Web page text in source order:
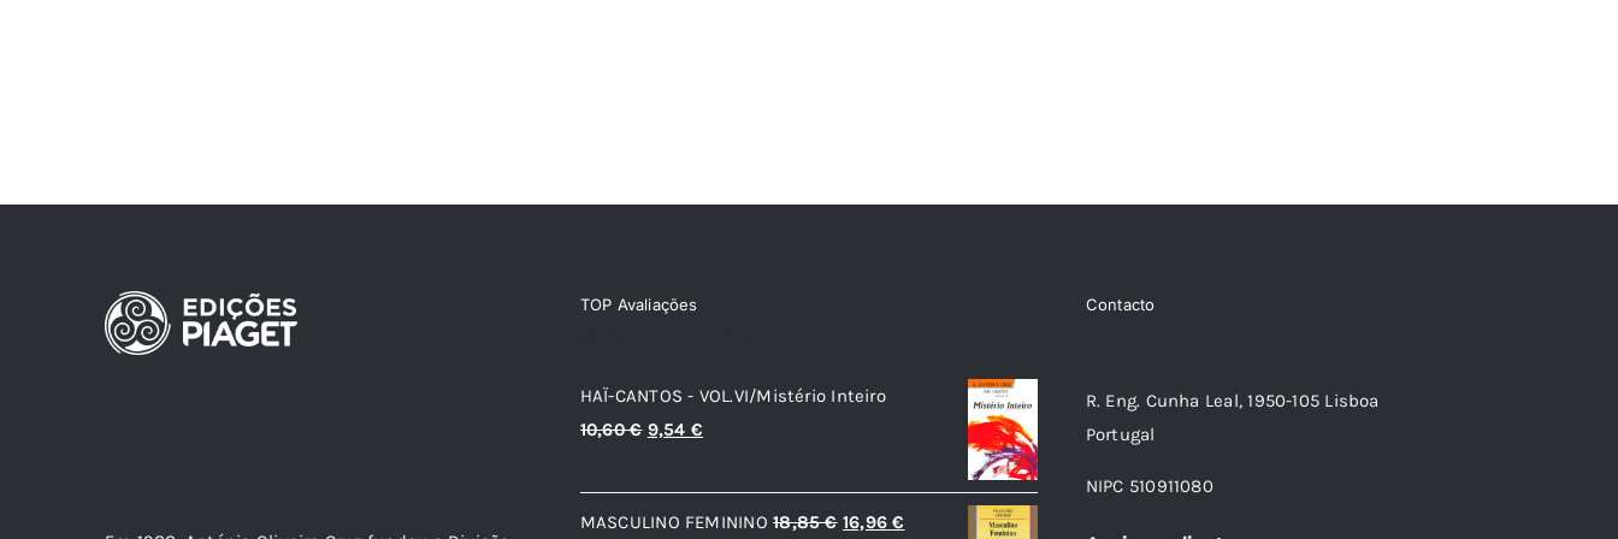
TOP Avaliações
HAÏ-CANTOS - VOL.VI/Mistério Inteiro
10,60€ O
original
era:
9,54 €O
atual
é:
MASCULINO FEMININO 18,85€ O
16,96€
Contacto
R. Eng. Cunha Leal, 1950-105 Lisboa
Portugal
NIPC 510911080